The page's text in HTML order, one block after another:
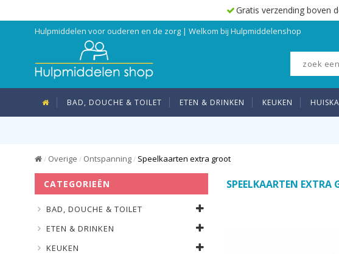
Gratis verzending boven
Hulpmiddelen voor ouderen en de zorg | Welkom bij Hulpmiddelenshop
BAD, DOUCHE & TOILET ETEN & DRINKEN KEUKEN
/ Overige / Ontspanning / Speelkaarten extra groot
SPEELKAARTEN EXTRA
CATEGORIEËN
BAD, DOUCHE & TOILET
ETEN & DRINKEN
KEUKEN